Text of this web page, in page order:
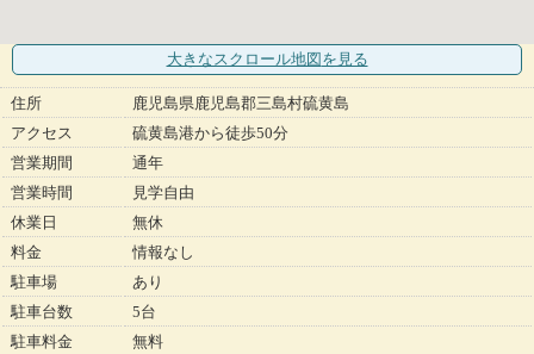
大きなスクロール地図 を見る
住所
鹿児島県鹿児島郡三島村硫黄島
アクセス
硫黄島港から徒歩50分
営業期間
通年
営業時間
見学自由
休業日
無休
料金
情報なし
駐車場
あり
駐車台数
5台
駐車料金
無料